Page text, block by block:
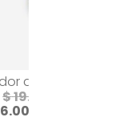
19.900
6.000